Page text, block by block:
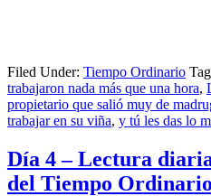
Filed Under: Tiempo Ordinario
trabajaron nada más que una hora,
propietario que salió muy de
trabajar en su viña, y tú les das lo
Día 4 – Lectura
del Tiempo Ordinario